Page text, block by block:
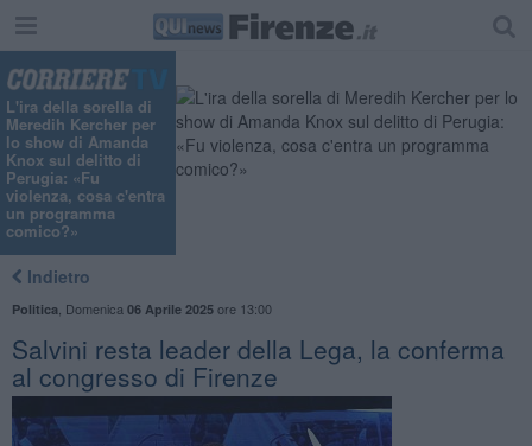
L'ira della sorella di
Meredih Kercher per
lo show di Amanda
Knox sul delitto di
Perugia: «Fu
violenza, cosa c'entra
un programma
comico?»
Indietro
Politica Domenica 06 Aprile 2025ore 13:00
Salvini resta leader della Lega, la conferma
al congresso di Firenze